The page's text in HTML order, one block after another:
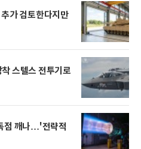
가 검토한다지만
스텔스 전투기로
점 깨나…'전략적